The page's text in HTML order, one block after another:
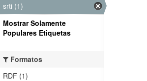
srti (1)
Mostrar Solamente
Populares Etiquetas
Formatos
RDF (1)